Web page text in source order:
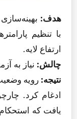
هدف:
با تنظیم
ارتفاع لایه.
چالش: نیاز به
نتیجه: رویه
ادغام کرد.
یافت که